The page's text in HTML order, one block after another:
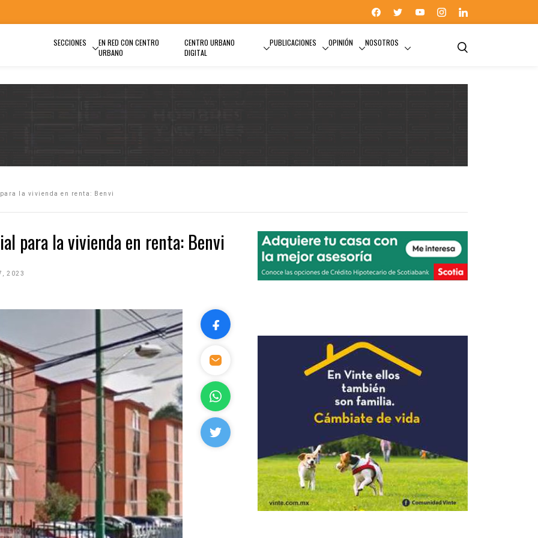
SECCIONES
EN RED CON CENTRO
URBANO
CENTRO URBANO
DIGITAL
PUBLICACIONES OPINIÓN NOSOTROS
la vivienda en renta: Benvi
para la vivienda en renta: Benvi
2023